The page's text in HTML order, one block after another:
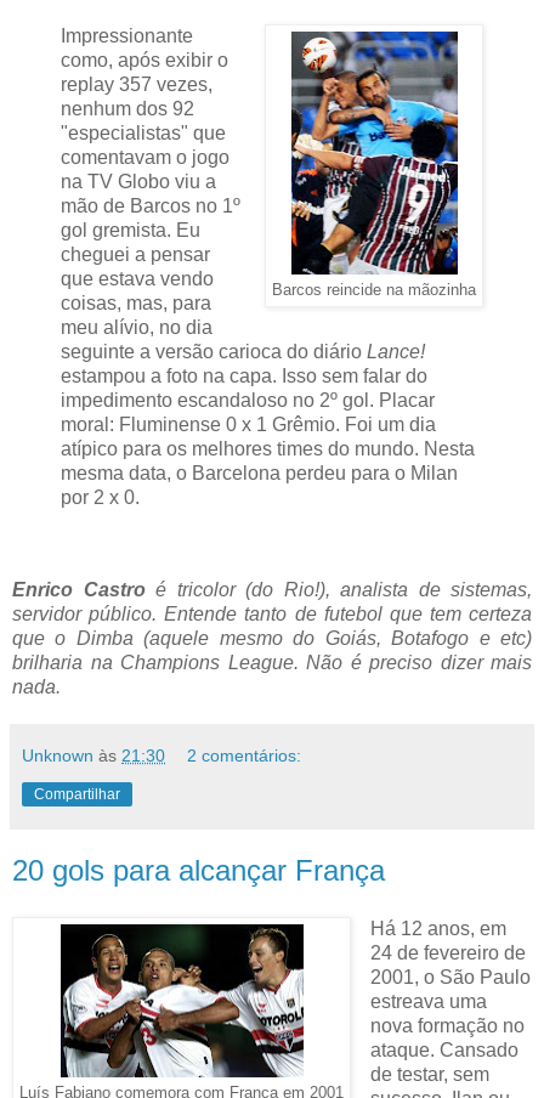
Barcos reincide na mãozinha
Impressionante
como, após exibir o
replay 357 vezes,
nenhum dos 92
"especialistas" que
comentavam o jogo
na TV Globo viu a
mão de Barcos no 1º
gol gremista. Eu
cheguei a pensar
que estava vendo
coisas, mas, para
meu alívio, no dia
seguinte a versão carioca do diário Lance!
estampou a foto na capa. Isso sem falar do
impedimento escandaloso no 2º gol. Placar
moral: Fluminense 0 x 1 Grêmio. Foi um dia
atípico para os melhores times do mundo. Nesta
mesma data, o Barcelona perdeu para o Milan
por 2 x 0.
Enrico Castroé tricolor (do Rio!), analista de sistemas,
servidor público. Entende tanto de futebol que tem certeza
que o Dimba (aquele mesmo do Goiás, Botafogo e etc)
brilharia na Champions League. Não é preciso dizer mais
nada.
Unknown às 21:30 2 comentários:
Compartilhar
20 gols para alcançar França
Luís Fabiano comemora com França em 2001
Há 12 anos, em
24 de fevereiro de
2001, o São Paulo
estreava uma
nova formação no
ataque. Cansado
de testar, sem